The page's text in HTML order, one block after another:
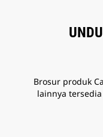
Brosur produk
lainnya